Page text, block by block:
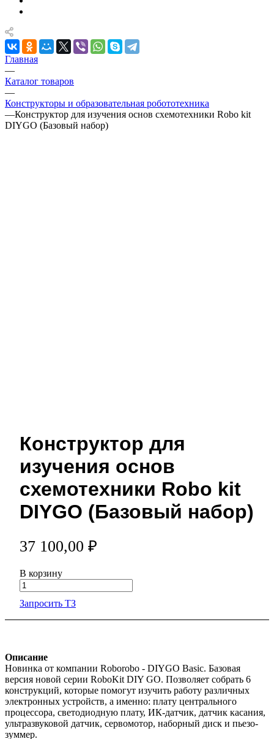
Главная
—
Каталог товаров
—
Конструкторы и образовательная робототехника
—Конструктор для изучения основ схемотехники Robo kit
DIYGO (Базовый набор)
Конструктор для
изучения основ
схемотехники Robo kit
DIYGO (Базовый набор)
37 100,00 ₽
В корзину
Запросить ТЗ
Описание
Новинка от компании Roborobo - DIYGO Basic. Базовая
версия новой серии RoboKit DIY GO. Позволяет собрать 6
конструкций, которые помогут изучить работу различных
электронных устройств, а именно: плату центрального
процессора, светодиодную плату, ИК-датчик, датчик касания,
ультразвуковой датчик, сервомотор, наборный диск и пьезо-
зуммер.